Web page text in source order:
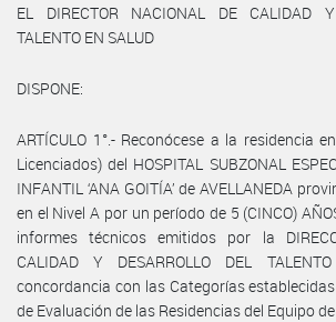
EL DIRECTOR NACIONAL DE CALIDAD Y
TALENTO EN SALUD
DISPONE:
ARTÍCULO 1°.- Reconócese a la residencia
Licenciados) del HOSPITAL SUBZONAL
INFANTIL ‘ANA GOITÍA’ de AVELLANEDA
en el Nivel A por un período de 5 (CINCO)
informes técnicos emitidos por la
CALIDAD Y DESARROLLO DEL
concordancia con las Categorías
de Evaluación de las Residencias del Equipo de